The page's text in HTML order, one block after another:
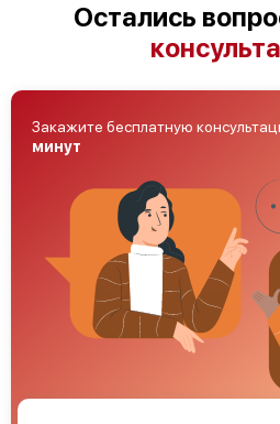
Остались
Закажите бесплатную
минут